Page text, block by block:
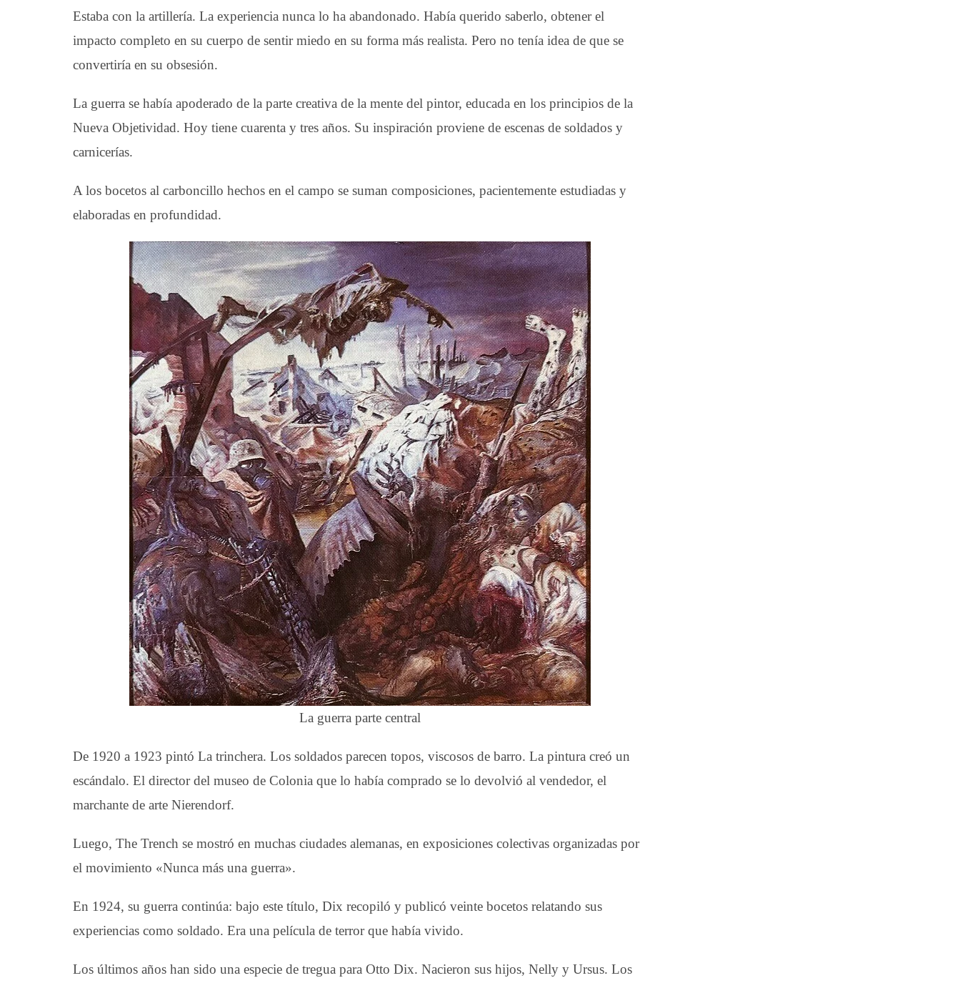
Estaba con la artillería. La experiencia nunca lo ha abandonado. Había querido saberlo, obtener el
impacto completo en su cuerpo de sentir miedo en su forma más realista. Pero no tenía idea de que se
convertiría en su obsesión.
La guerra se había apoderado de la parte creativa de la mente del pintor, educada en los principios de la
Nueva Objetividad. Hoy tiene cuarenta y tres años. Su inspiración proviene de escenas de soldados y
carnicerías.
A los bocetos al carboncillo hechos en el campo se suman composiciones, pacientemente estudiadas y
elaboradas en profundidad.
La guerra parte central
De 1920 a 1923 pintó La trinchera. Los soldados parecen topos, viscosos de barro. La pintura creó un
escándalo. El director del museo de Colonia que lo había comprado se lo devolvió al vendedor, el
marchante de arte Nierendorf.
Luego, The Trench se mostró en muchas ciudades alemanas, en exposiciones colectivas organizadas por
el movimiento «Nunca más una guerra».
En 1924, su guerra continúa: bajo este título, Dix recopiló y publicó veinte bocetos relatando sus
experiencias como soldado. Era una película de terror que había vivido.
Los últimos años han sido una especie de tregua para Otto Dix. Nacieron sus hijos, Nelly y Ursus. Los